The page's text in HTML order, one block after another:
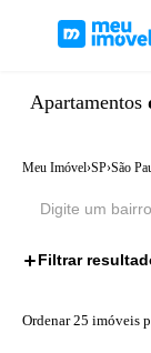
Apartamentos
Meu Imóvel›SP›São
Filtrar
Ordenar25 imóveis